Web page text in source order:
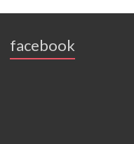
facebook